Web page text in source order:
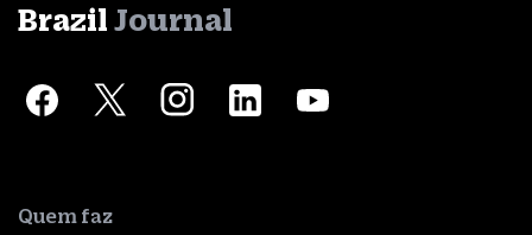
Brazil Journal
Quem faz